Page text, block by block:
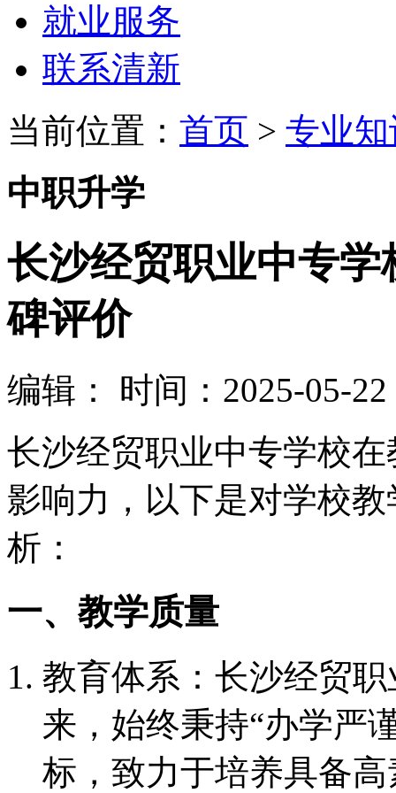
就业服务
联系清新
当前位置： 首页 > 专业
中职升学
长沙经贸职业中专
碑评价
编辑：
时间：2025-05-22
长沙经贸职业中专学校
影响力，以下是对学校
析：
一、教学质量
教育体系：长沙经贸
来，始终秉持“办学严
标，致力于培养具备